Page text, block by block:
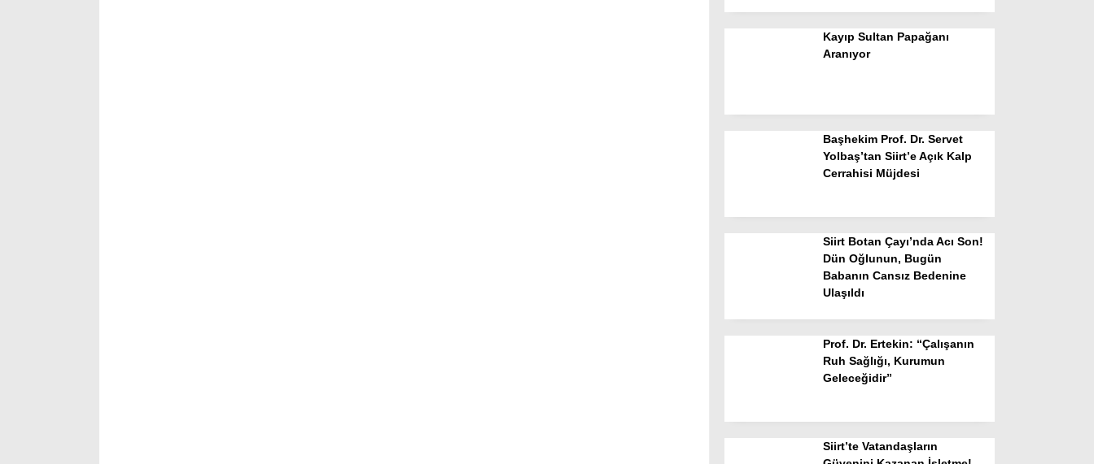
Kayıp Sultan Papağanı
Aranıyor
Başhekim Prof. Dr. Servet
Yolbaş’tan Siirt’e Açık Kalp
Cerrahisi Müjdesi
Siirt Botan Çayı’nda Acı Son!
Dün Oğlunun, Bugün
Babanın Cansız Bedenine
Ulaşıldı
Prof. Dr. Ertekin: “Çalışanın
Ruh Sağlığı, Kurumun
Geleceğidir”
Siirt’te Vatandaşların